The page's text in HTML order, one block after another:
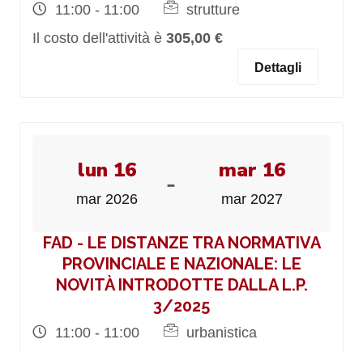
11:00 - 11:00
strutture
Il costo dell'attività è 305,00 €
Dettagli
lun 16
mar 2026 - mar 16
mar 2027
FAD - LE DISTANZE TRA NORMATIVA
PROVINCIALE E NAZIONALE: LE
NOVITÀ INTRODOTTE DALLA L.P.
3/2025
11:00 - 11:00
urbanistica